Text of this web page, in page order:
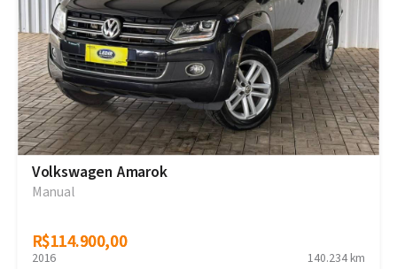
Volkswagen Amarok
Manual
R$114.900,00
R$114.900,00
2016 140.234 km